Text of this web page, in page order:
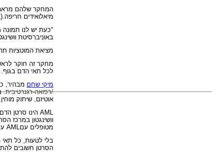
מיאלואידים חריפה
"כעת יש לנו תמונה
באוניברסיטת
מציאת המוטציות
מחקר זה חוקר
לכל תאי הדם בגוף.
מיקי שחם מבהיר ,
/רפואה-רגנרטיבית.
אוטיזם, שיתוק
AMLהינו סרטן
וושינגטון במרכז
מטופלים עם AML
בלי לטעות, כל תאי
הסרטן חשובים